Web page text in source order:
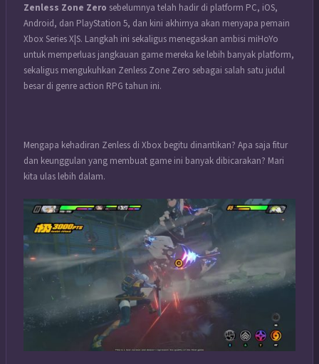
Zenless Zone Zero sebelumnya telah hadir di platform PC, iOS,
Android, dan PlayStation 5, dan kini akhirnya akan menyapa pemain
Xbox Series X|S. Langkah ini sekaligus menegaskan ambisi miHoYo
untuk memperluas jangkauan game mereka ke lebih banyak platform,
sekaligus mengukuhkan Zenless Zone Zero sebagai salah satu judul
besar di genre action RPG tahun ini.
Mengapa kehadiran Zenless di Xbox begitu dinantikan? Apa saja fitur
dan keunggulan yang membuat game ini banyak dibicarakan? Mari
kita ulas lebih dalam.